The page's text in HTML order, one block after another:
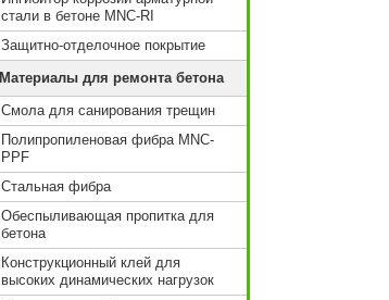
стали в бетоне MNC-RI
Защитно-отделочное покрытие
Материалы для ремонта бетона
Смола для санирования трещин
Полипропиленовая фибра MNC-
PPF
Стальная фибра
Обеспыливающая пропитка для
бетона
Конструкционный клей для
высоких динамических нагрузок